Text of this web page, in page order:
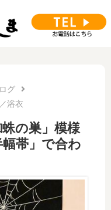
グ
浴衣
の巣」模様
帯」で合わ